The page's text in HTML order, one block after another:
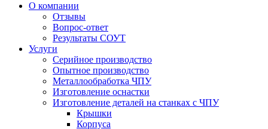
О компании
Отзывы
Вопрос-ответ
Результаты СОУТ
Услуги
Серийное производство
Опытное производство
Металлообработка ЧПУ
Изготовление оснастки
Изготовление деталей на станках с ЧПУ
Крышки
Корпуса